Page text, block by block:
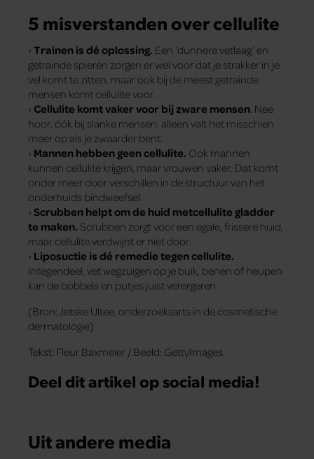
5 misverstanden over cellulite
› Trainen is dé oplossing. Een ‘dunnere vetlaag’ en
getrainde spieren zorgen er wel voor dat je strakker in je
vel komt te zitten, maar ook bij de meest getrainde
mensen komt cellulite voor.
› Cellulite komt vaker voor bij zware mensen . Nee
hoor, óók bij slanke mensen, alleen valt het misschien
meer op als je zwaarder bent.
› Mannen hebben geen cellulite. Ook mannen
kunnen cellulite krijgen, maar vrouwen vaker. Dat komt
onder meer door verschillen in de structuur van het
onderhuids bindweefsel.
› Scrubben helpt om de huid metcellulite gladder
te maken. Scrubben zorgt voor een egale, frissere huid,
maar cellulite verdwijnt er niet door.
› Liposuctie is dé remedie tegen cellulite.
Integendeel, vet wegzuigen op je buik, benen of heupen
kan de bobbels en putjes juist verergeren.
(Bron: Jetske Ultee, onderzoeksarts in de cosmetische
dermatologie)
Tekst: Fleur Baxmeier / Beeld: GettyImages
Deel dit artikel op social media!
Uit andere media